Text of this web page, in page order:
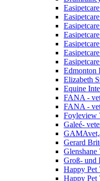
Edmonton
Elizabeth
Equine
FANA -
FANA -
Foyleview
Galeé-
Gerard
Groß- und
Happy Pet
Happy Pet